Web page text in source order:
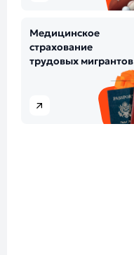
Медицинское
страхование
трудовых мигрантов